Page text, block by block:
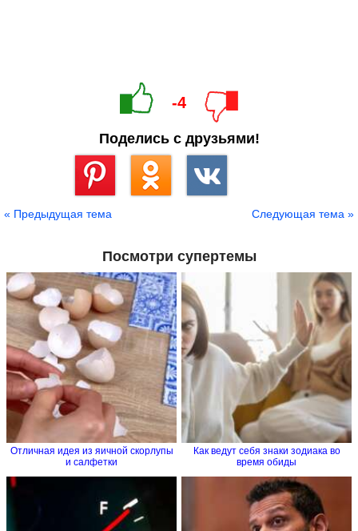
-4
Поделись с друзьями!
« Предыдущая тема Следующая тема »
Посмотри супертемы
Отличная идея из яичной скорлупы
и салфетки
Как ведут себя знаки зодиака во
время обиды